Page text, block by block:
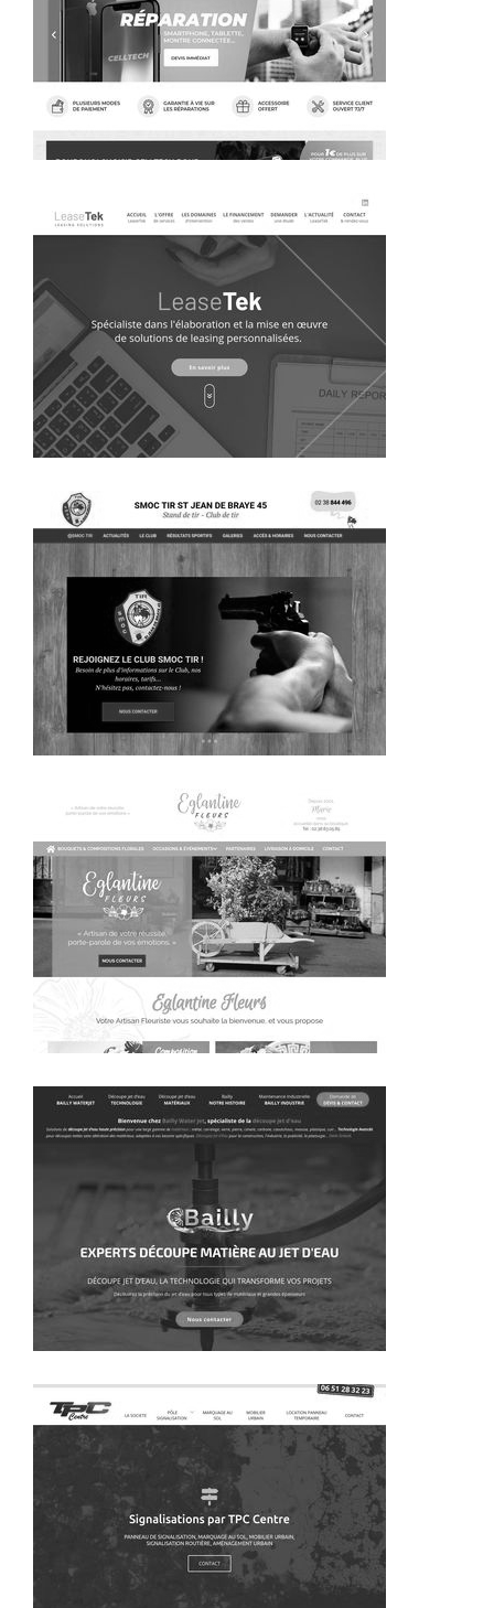
~420€/mois économisés d'annonces commerciales
~427€/mois économisés d'annonces commerciales
~345€/mois économisés d'annonces commerciales
~356€/mois économisés d'annonces commerciales
~284€/mois économisés d'annonces commerciales
~376€/mois économisés d'annonces commerciales